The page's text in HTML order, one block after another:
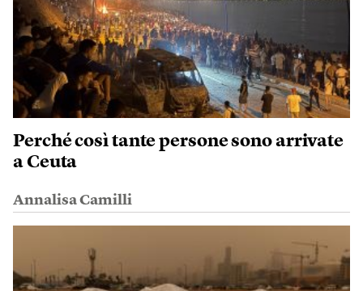
Perché così tante persone sono arrivate
a Ceuta
Annalisa Camilli